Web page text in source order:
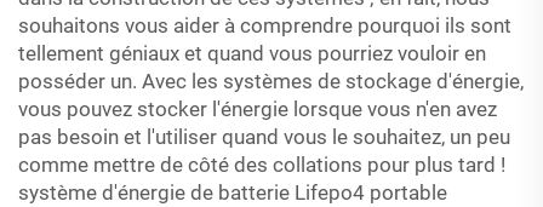
souhaitons vous aider à comprendre pourquoi ils sont
tellement géniaux et quand vous pourriez vouloir en
posséder un. Avec les systèmes de stockage d'énergie,
vous pouvez stocker l'énergie lorsque vous n'en avez
pas besoin et l'utiliser quand vous le souhaitez, un peu
comme mettre de côté des collations pour plus tard !
système d'énergie de batterie Lifepo4 portable